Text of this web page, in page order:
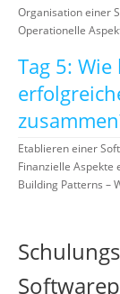
Organisation einer
Operationelle
Tag 5:
Etablieren einer
Finanzielle
Building Patterns –